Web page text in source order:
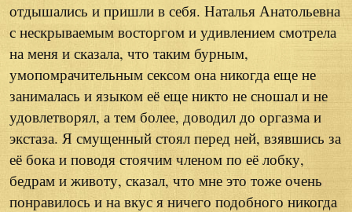
отдышались и пришли в себя. Наталья Анатольевна
с нескрываемым восторгом и удивлением смотрела
на меня и сказала, что таким бурным,
умопомрачительным сексом она никогда еще не
занималась и языком её еще никто не сношал и не
удовлетворял, а тем более, доводил до оргазма и
экстаза. Я смущенный стоял перед ней, взявшись за
её бока и поводя стоячим членом по её лобку,
бедрам и животу, сказал, что мне это тоже очень
понравилось и на вкус я ничего подобного никогда